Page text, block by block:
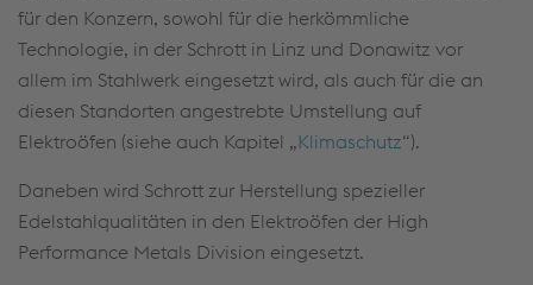
für den Konzern, sowohl für die herkömmliche
Technologie, in der Schrott in Linz und Donawitz vor
allem im Stahlwerk eingesetzt wird, als auch für die an
diesen Standorten angestrebte Umstellung auf
Elektroöfen (siehe auch Kapitel „Klimaschutz“).
Daneben wird Schrott zur Herstellung spezieller
Edelstahlqualitäten in den Elektroöfen der High
Performance Metals Division eingesetzt.